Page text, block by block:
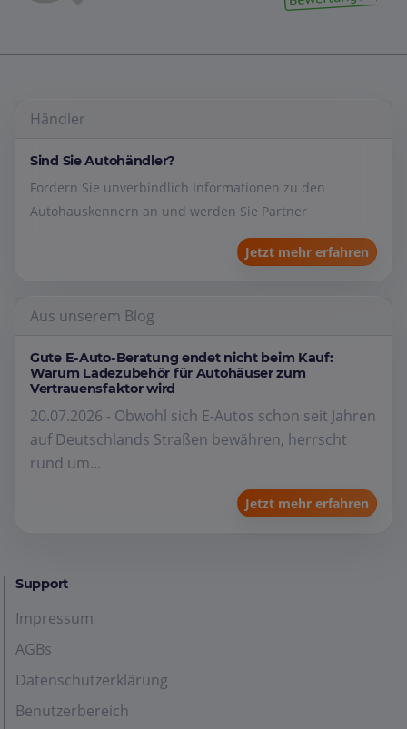
Händler
Sind Sie Autohändler?
Fordern Sie unverbindlich Informationen zu den
Autohauskennern an und werden Sie Partner
Jetzt mehr erfahren
Aus unserem Blog
Gute E-Auto-Beratung endet nicht beim Kauf:
Warum Ladezubehör für Autohäuser zum
Vertrauensfaktor wird
20.07.2026 - Obwohl sich E-Autos schon seit Jahren
auf Deutschlands Straßen bewähren, herrscht
rund um...
Jetzt mehr erfahren
Support
Impressum
AGBs
Datenschutzerklärung
Benutzerbereich